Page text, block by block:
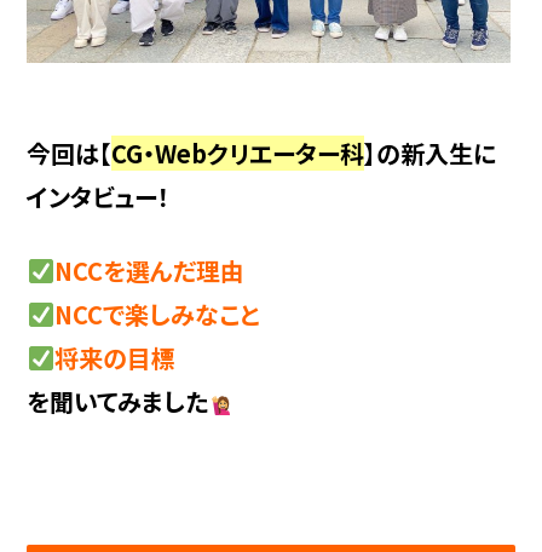
今回は【CG・Webクリエーター科】の新入生に
インタビュー！
NCCを選んだ理由
NCCで楽しみなこと
将来の目標
を聞いてみました